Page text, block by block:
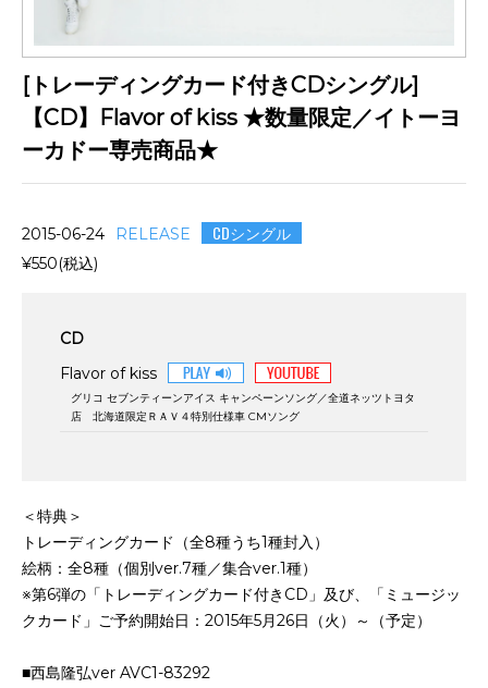
[トレーディングカード付きCDシングル]
【CD】Flavor of kiss ★数量限定／イトーヨ
ーカドー専売商品★
2015-06-24 RELEASE CDシングル
¥550(税込)
CD
Flavor of kiss
グリコ セブンティーンアイス キャンペーンソング／全道ネッツトヨタ
店 北海道限定ＲＡＶ４特別仕様車 CMソング
＜特典＞
トレーディングカード（全8種うち1種封入）
絵柄：全8種（個別ver.7種／集合ver.1種）
※第6弾の「トレーディングカード付きCD」及び、「ミュージッ
クカード」ご予約開始日：2015年5月26日（火）～（予定）
■西島隆弘ver AVC1-83292